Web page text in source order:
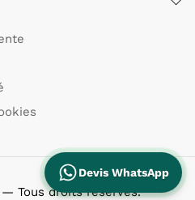
— Tous droits réservés.
Devis WhatsApp